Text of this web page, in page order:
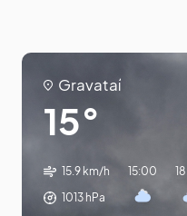
Gravataí
15°
15.9 km/h
1013 hPa
15:00